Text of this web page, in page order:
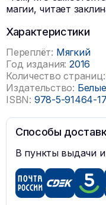
магии, читает
Характеристики
Переплёт: Мягкий
Год издания: 2016
Количество страниц:
Издательство:
ISBN: 978-5-91464-
Способы
В пункты выдачи